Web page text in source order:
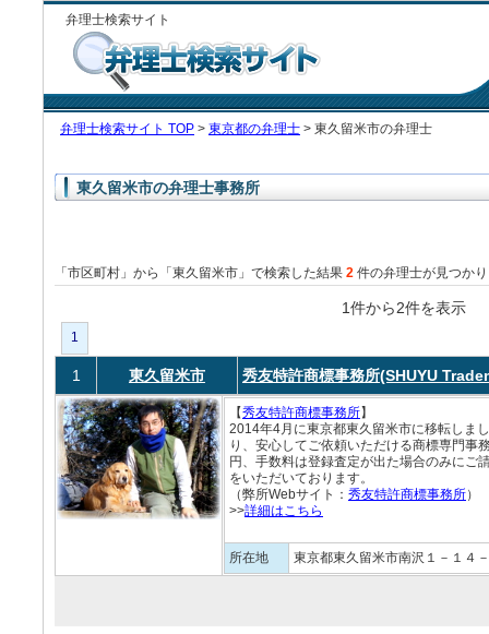
弁理士検索サイト
弁理士検索サイト TOP > 東京都の弁理士 > 東久留米市の弁理士
東久留米市の弁理士事務所
「市区町村」から「東久留米市」で検索した結果 2 件の弁理士が見つか
1件から2件を表
1
1 東久留米市 秀友特許商標事務所(SHUYU
【秀友特許商標事務所】
2014年4月に東京都東久留米市に移転しま
り、安心してご依頼いただける商標専門事
円、手数料は登録査定が出た場合のみにご
をいただいております。
（弊所Webサイト： 秀友特許商標事務所）
>>詳細はこちら
所在地 東京都東久留米市南沢１－１４